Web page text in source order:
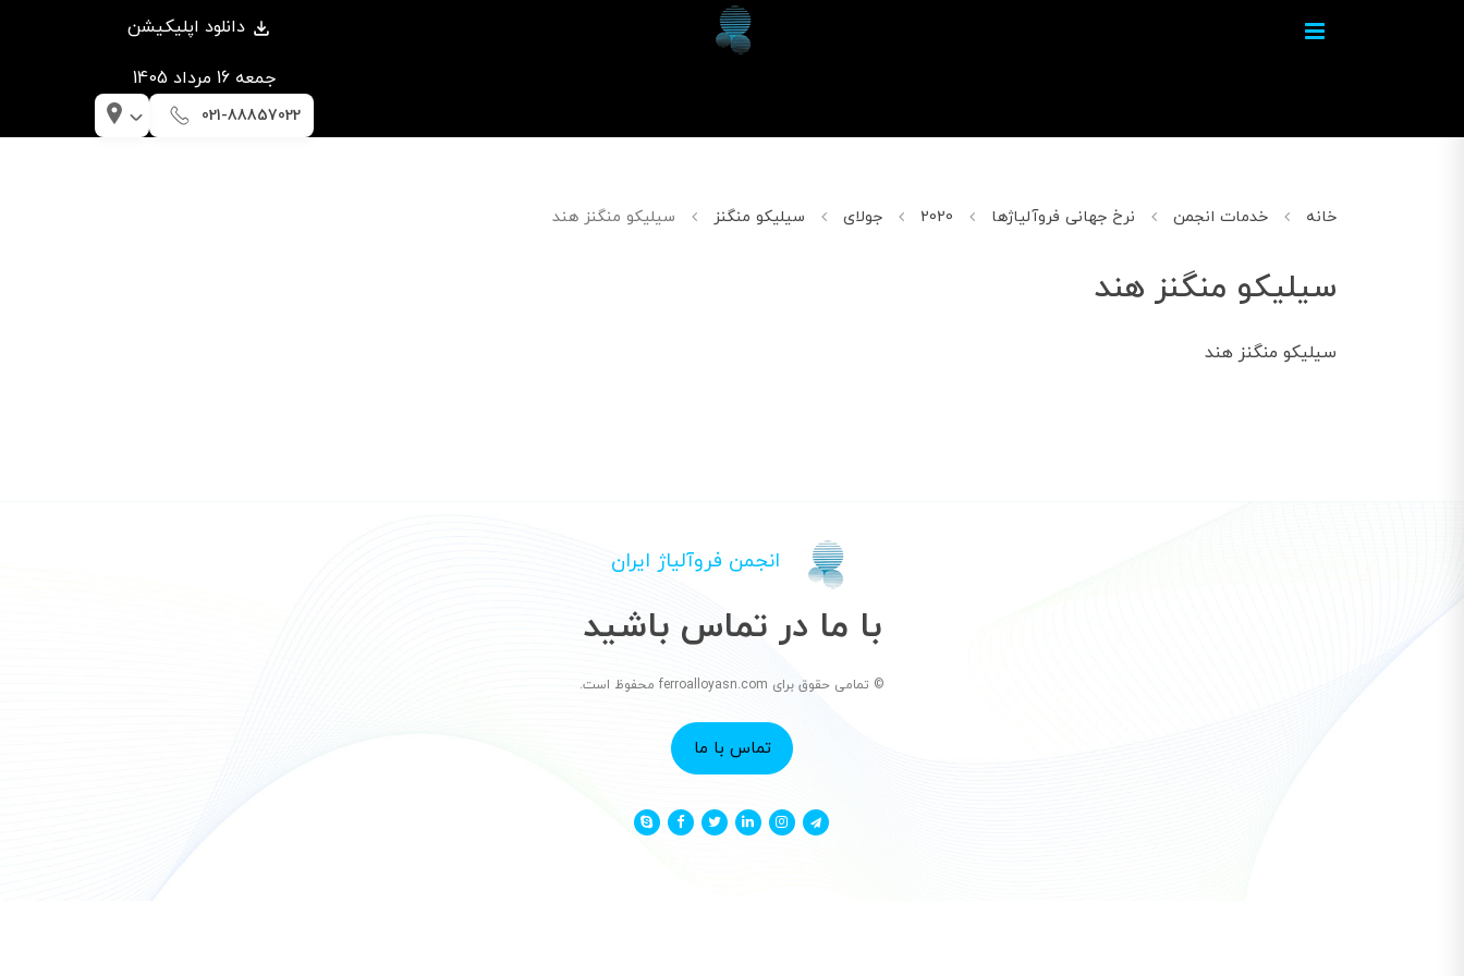
دانلود اپلیکیشن
جمعه 16 مرداد 1405
021-88857022
خانه خدمات انجمن نرخ جهانی فروآلیاژها 2020 جولای سیلیکو منگنز سیلیکو منگنز هند
سیلیکو منگنز هند
سیلیکو منگنز هند
انجمن فروآلیاژ ایران
با ما در تماس باشید
© تمامی حقوق برای ferroalloyasn.com محفوظ است.
تماس با ما